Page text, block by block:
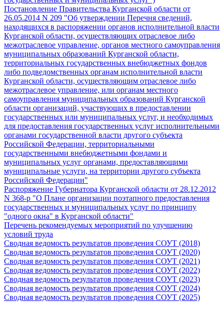
Постановление Правительства Курганской области от
26.05.2014 N 209 "Об утверждении Перечня сведений,
находящихся в распоряжении органов исполнительной власти
Курганской области, осуществляющих отраслевое либо
межотраслевое управление, органов местного самоуправления
муниципальных образований Курганской области,
территориальных государственных внебюджетных фондов
либо подведомственных органам исполнительной власти
Курганской области, осуществляющим отраслевое либо
межотраслевое управление, или органам местного
самоуправления муниципальных образований Курганской
области организаций, участвующих в предоставлении
государственных или муниципальных услуг, и необходимых
для предоставления государственных услуг исполнительными
органами государственной власти другого субъекта
Российской Федерации, территориальными
государственными внебюджетными фондами и
муниципальных услуг органами, предоставляющими
муниципальные услуги, на территории другого субъекта
Российской Федерации"
Распоряжение Губернатора Курганской области от 28.12.2012
N 368-р "О Плане организации поэтапного предоставления
государственных и муниципальных услуг по принципу
"одного окна" в Курганской области"
Перечень рекомендуемых мероприятий по улучшению
условий труда
Сводная ведомость результатов проведения СОУТ (2018)
Сводная ведомость результатов проведения СОУТ (2020)
Сводная ведомость результатов проведения СОУТ (2021)
Сводная ведомость результатов проведения СОУТ (2022)
Сводная ведомость результатов проведения СОУТ (2023)
Сводная ведомость результатов проведения СОУТ (2024)
Сводная ведомость результатов проведения СОУТ (2025)